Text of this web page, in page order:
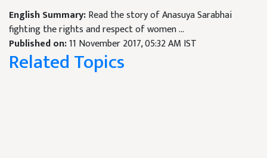
English Summary:Read the story of Anasuya Sarabhai
fighting the rights and respect of women ...
Published on:11 November 2017, 05:32 AM IST
Related Topics